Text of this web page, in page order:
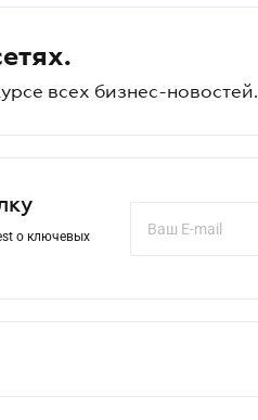
всех бизнес-новостей.
о ключевых